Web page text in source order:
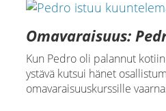
Omavaraisuus:
Kun Pedro oli palannut
ystävä kutsui hänet
omavaraisuuskurssille